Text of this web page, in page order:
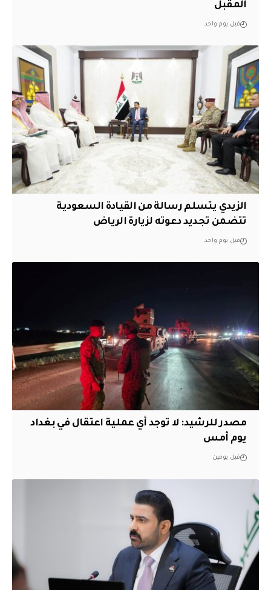
المقبل
قبل يوم واحد
الزيدي يتسلم رسالة من القيادة السعودية
تتضمن تجديد دعوته لزيارة الرياض
قبل يوم واحد
مصدر للرشيد: لا توجد أي عملية اعتقال في بغداد
يوم أمس
قبل يومين